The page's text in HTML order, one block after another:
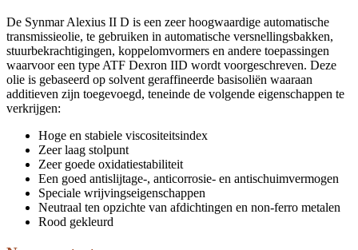
De Synmar Alexius II D is een zeer hoogwaardige automatische
transmissieolie, te gebruiken in automatische versnellingsbakken,
stuurbekrachtigingen, koppelomvormers en andere toepassingen
waarvoor een type ATF Dexron IID wordt voorgeschreven. Deze
olie is gebaseerd op solvent geraffineerde basisoliën waaraan
additieven zijn toegevoegd, teneinde de volgende eigenschappen te
verkrijgen:
Hoge en stabiele viscositeitsindex
Zeer laag stolpunt
Zeer goede oxidatiestabiliteit
Een goed antislijtage-, anticorrosie- en antischuimvermogen
Speciale wrijvingseigenschappen
Neutraal ten opzichte van afdichtingen en non-ferro metalen
Rood gekleurd